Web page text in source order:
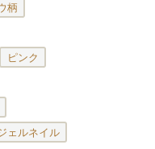
柄
ピンク
ェルネイル